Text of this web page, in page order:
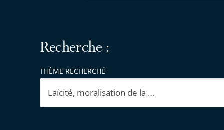
Recherche :
THÈME RECHERCHÉ